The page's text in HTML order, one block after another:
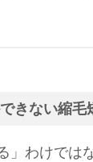
きない縮毛
」わけでは